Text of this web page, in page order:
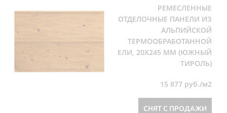
РЕМЕСЛЕННЫЕ
ОТДЕЛОЧНЫЕ ПАНЕЛИ ИЗ
АЛЬПИЙСКОЙ
ТЕРМООБРАБОТАННОЙ
ЕЛИ, 20Х245 ММ (ЮЖНЫЙ
ТИРОЛЬ)
15 877 руб./м2
СНЯТ С ПРОДАЖИ